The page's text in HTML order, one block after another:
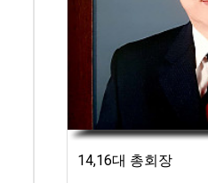
14,16대 총회장